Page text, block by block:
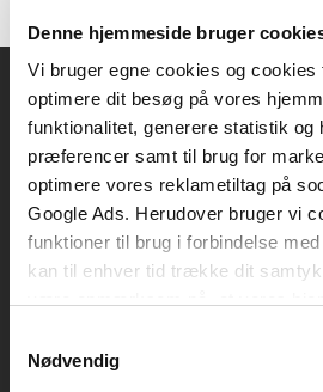
Denne hjemmeside bruger
Vi bruger egne cookies og cookies
optimere dit besøg på vores
funktionalitet, generere statistik og
præferencer samt til brug for
optimere vores reklametiltag på
Google Ads. Herudover bruger vi
funktioner til brug i forbindelse
kan til enhver tid trække dit
tilbagetrækker et samtykke.
Nødvendig
Akademisk Forlag
Vognmagergade 11
1120 København K
CVR 76351910
Kontakt kundeservice